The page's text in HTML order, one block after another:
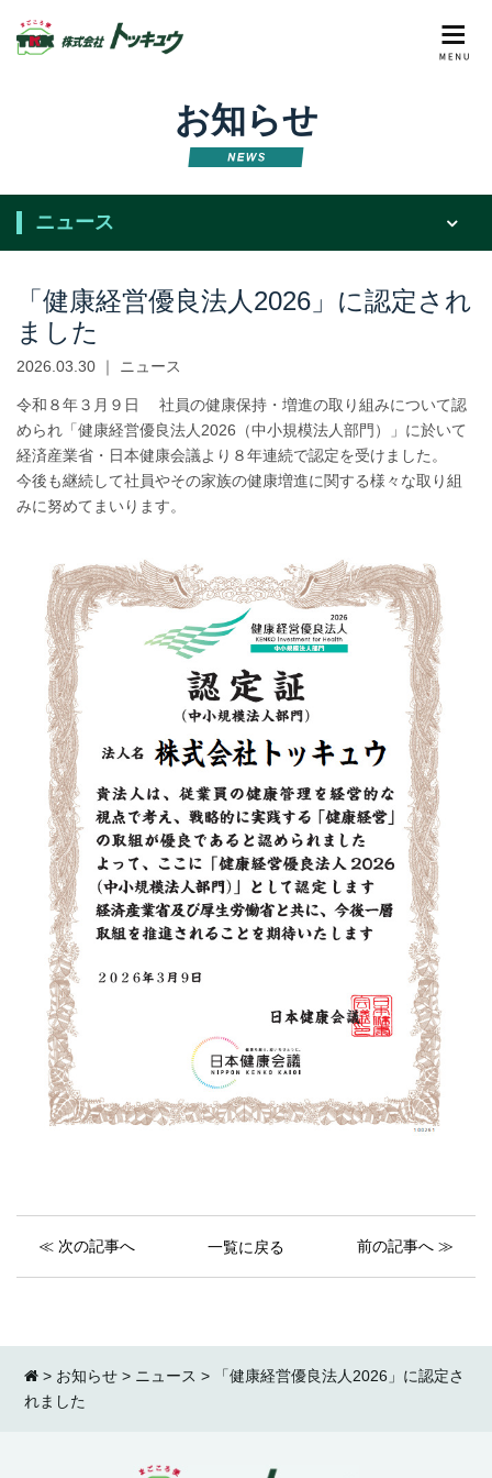
お知らせ
ニュース
「健康経営優良法人2026」に認定され
ました
2026.03.30 ｜ ニュース
令和８年３月９日 社員の健康保持・増進の取り組みについて認
められ「健康経営優良法人2026（中小規模法人部門）」に於いて
経済産業省・日本健康会議より８年連続で認定を受けました。
今後も継続して社員やその家族の健康増進に関する様々な取り組
みに努めてまいります。
≪ 次の記事へ 一覧に戻る 前の記事へ ≫
> お知らせ > ニュース >
「健康経営優良法人2026」に認定さ
れました